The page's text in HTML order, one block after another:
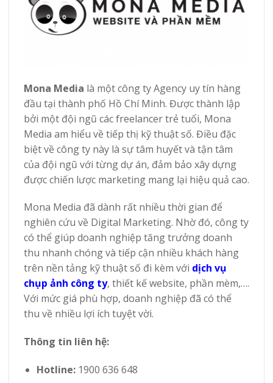
Mona Media là một công ty Agency uy tín hàng
đầu tại thành phố Hồ Chí Minh. Được thành lập
bởi một đội ngũ các freelancer trẻ tuổi, Mona
Media am hiểu về tiếp thị kỹ thuật số. Điều đặc
biệt về công ty này là sự tâm huyết và tận tâm
của đội ngũ với từng dự án, đảm bảo xây dựng
được chiến lược marketing mang lại hiệu quả cao.
Mona Media đã dành rất nhiều thời gian để
nghiên cứu về Digital Marketing. Nhờ đó, công ty
có thể giúp doanh nghiệp tăng trưởng doanh
thu nhanh chóng và tiếp cận nhiều khách hàng
trên nền tảng kỹ thuật số đi kèm với dịch vụ
chụp ảnh công ty, thiết kế website, phần mèm,….
Với mức giá phù hợp, doanh nghiệp đã có thể
thu về nhiều lợi ích tuyệt vời.
Thông tin liên hệ:
Hotline:1900 636 648